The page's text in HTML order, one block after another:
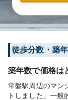
徒歩分数・築
築年数で価格は
常盤駅周辺のマン
トしました。一